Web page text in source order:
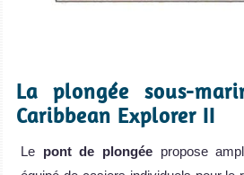
La plongée sous-
Caribbean Explorer II
Le pont de plongéepropose